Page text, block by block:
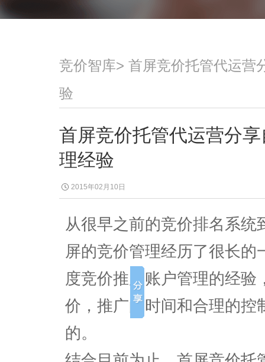
竞价智库> 首屏竞价托管代运营
验
首屏竞价托管代运营分
理经验
2015年02月10日
从很早之前的竞价排名系
屏的竞价管理经历了很长
度竞价推广账户管理的经
价，推广的时间和合理的控
的。